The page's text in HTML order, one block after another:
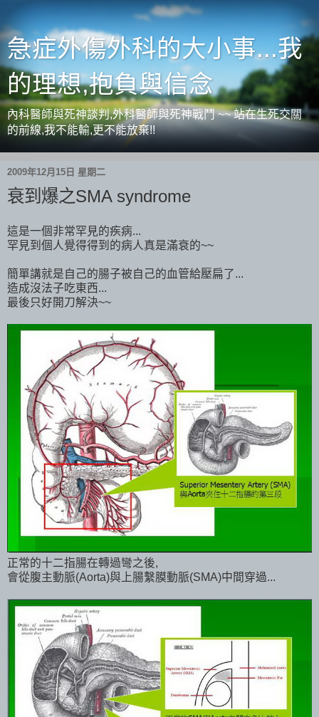
急症外傷外科的大小事...我
的理想,抱負與信念
內科醫師與死神談判,外科醫師與死神戰鬥 ~~ 站在生死交關
的前線,我不能輸,更不能放棄!!
2009年12月15日 星期二
衰到爆之SMA syndrome
這是一個非常罕見的疾病...
罕見到個人覺得得到的病人真是滿衰的~~
簡單講就是自己的腸子被自己的血管給壓扁了...
造成沒法子吃東西...
最後只好開刀解決~~
正常的十二指腸在轉過彎之後,
會從腹主動脈(Aorta)與上腸繫膜動脈(SMA)中間穿過...